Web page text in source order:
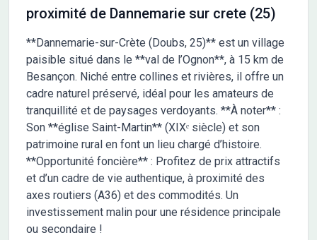
proximité de Dannemarie sur crete (25)
**Dannemarie-sur-Crète (Doubs, 25)** est un village
paisible situé dans le **val de l’Ognon**, à 15 km de
Besançon. Niché entre collines et rivières, il offre un
cadre naturel préservé, idéal pour les amateurs de
tranquillité et de paysages verdoyants. **À noter** :
Son **église Saint-Martin** (XIXᵉ siècle) et son
patrimoine rural en font un lieu chargé d’histoire.
**Opportunité foncière** : Profitez de prix attractifs
et d’un cadre de vie authentique, à proximité des
axes routiers (A36) et des commodités. Un
investissement malin pour une résidence principale
ou secondaire !